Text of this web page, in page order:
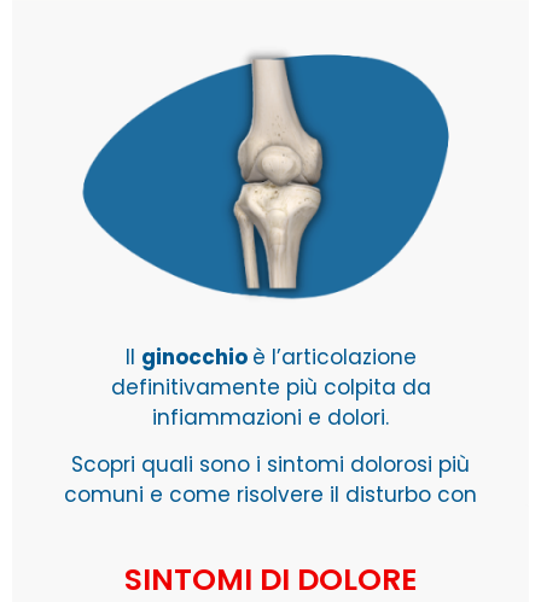
Il ginocchio è l’articolazione
definitivamente più colpita da
infiammazioni e dolori.
Scopri quali sono i sintomi dolorosi più
comuni e come risolvere il disturbo con
SINTOMI DI DOLORE